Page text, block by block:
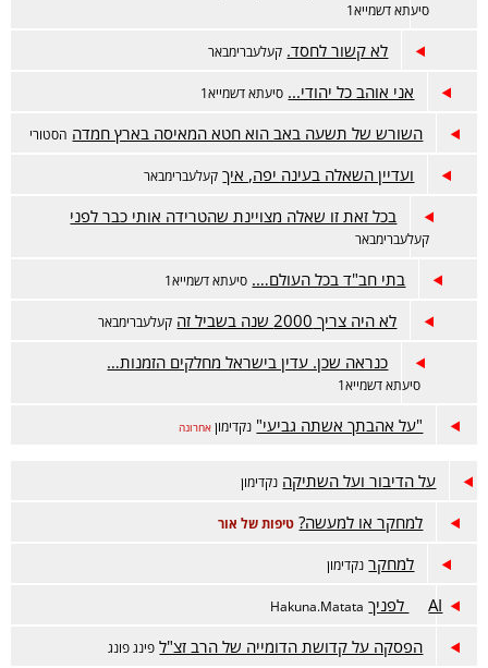
סיעתא דשמייא1
לא קשור לחסד. קעלעברימבאר
אני אוהב כל יהודי... סיעתא דשמייא1
השורש של תשעה באב הוא חטא המאיסה בארץ חמדה הסטורי
ועדיין השאלה בעינה יפה, איך קעלעברימבאר
בכל זאת זו שאלה מצויינת שהטרידה אותי כבר לפני
קעלעברימבאר
בתי חב"ד בכל העולם…. סיעתא דשמייא1
לא היה צריך 2000 שנה בשביל זה קעלעברימבאר
כנראה שכן. עדין בישראל מחלקים הזמנות…
סיעתא דשמייא1
"על אהבתך אשתה גביעי" נקדימון אחרונה
על הדיבור ועל השתיקה נקדימון
למחקר או למעשה? טיפות של אור
למחקר נקדימון
AI לפניך Hakuna.Matata
הפסקה על קדושת הדומייה של הרב זצ"ל פינג פונג